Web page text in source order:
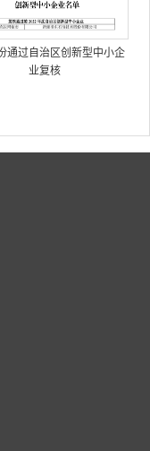
通过自治区创新型中小企
业复核